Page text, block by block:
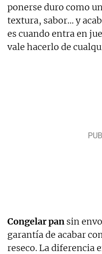
ponerse duro como
textura, sabor… y
es cuando entra en
vale hacerlo de
Congelar pan sin
garantía de acabar
reseco. La diferencia